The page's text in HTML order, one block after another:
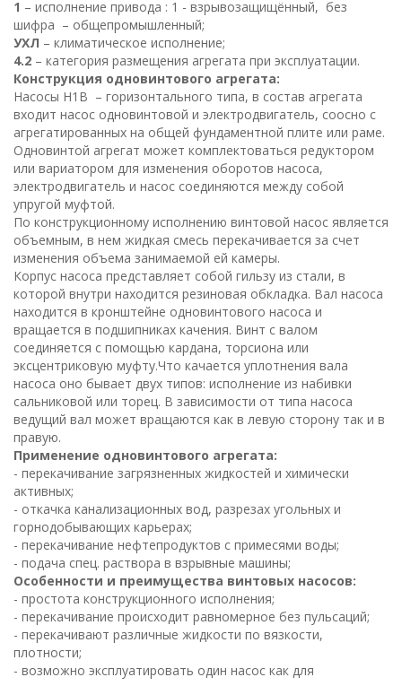
1 – исполнение привода : 1 - взрывозащищённый, без
шифра – общепромышленный;
УХЛ – климатическое исполнение;
4.2 – категория размещения агрегата при эксплуатации.
Конструкция одновинтового агрегата:
Насосы Н1В – горизонтального типа, в состав агрегата
входит насос одновинтовой и электродвигатель, соосно с
агрегатированных на общей фундаментной плите или раме.
Одновинтой агрегат может комплектоваться редуктором
или вариатором для изменения оборотов насоса,
электродвигатель и насос соединяются между собой
упругой муфтой.
По конструкционному исполнению винтовой насос является
объемным, в нем жидкая смесь перекачивается за счет
изменения объема занимаемой ей камеры.
Корпус насоса представляет собой гильзу из стали, в
которой внутри находится резиновая обкладка. Вал насоса
находится в кронштейне одновинтового насоса и
вращается в подшипниках качения. Винт с валом
соединяется с помощью кардана, торсиона или
эксцентриковую муфту.Что качается уплотнения вала
насоса оно бывает двух типов: исполнение из набивки
сальниковой или торец. В зависимости от типа насоса
ведущий вал может вращаются как в левую сторону так и в
правую.
Применение одновинтового агрегата:
- перекачивание загрязненных жидкостей и химически
активных;
- откачка канализационных вод, разрезах угольных и
горнодобывающих карьерах;
- перекачивание нефтепродуктов с примесями воды;
- подача спец. раствора в взрывные машины;
Особенности и преимущества винтовых насосов:
- простота конструкционного исполнения;
- перекачивание происходит равномерное без пульсаций;
- перекачивают различные жидкости по вязкости,
плотности;
- возможно эксплуатировать один насос как для